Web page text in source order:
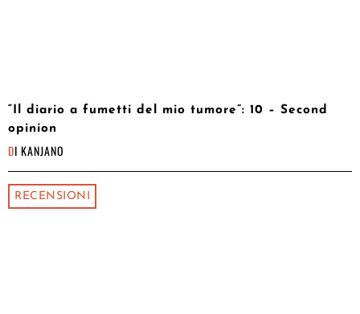
“Il diario a fumetti del mio tumore”: 10 – Second
opinion
DI KANJANO
RECENSIONI